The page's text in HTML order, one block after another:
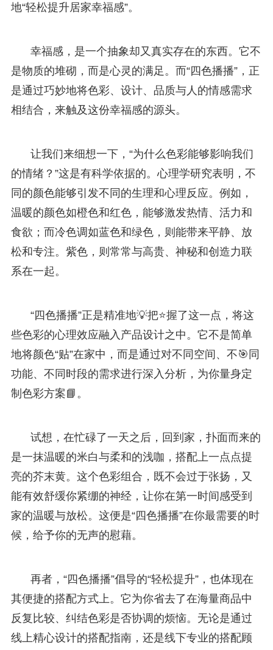
地“轻松提升居家幸福感”。
幸福感，是一个抽象却又真实存在的东西。它不
是物质的堆砌，而是心灵的满足。而“四色播播”，正
是通过巧妙地将色彩、设计、品质与人的情感需求
相结合，来触及这份幸福感的源头。
让我们来细想一下，“为什么色彩能够影响我们
的情绪？”这是有科学依据的。心理学研究表明，不
同的颜色能够引发不同的生理和心理反应。例如，
温暖的颜色如橙色和红色，能够激发热情、活力和
食欲；而冷色调如蓝色和绿色，则能带来平静、放
松和专注。紫色，则常常与高贵、神秘和创造力联
系在一起。
“四色播播”正是精准地💡把⭐握了这一点，将这
些色彩的心理效应融入产品设计之中。它不是简单
地将颜色“贴”在家中，而是通过对不同空间、不🎯同
功能、不同时段的需求进行深入分析，为你量身定
制色彩方案📘。
试想，在忙碌了一天之后，回到家，扑面而来的
是一抹温暖的米白与柔和的浅咖，搭配上一点点提
亮的芥末黄。这个色彩组合，既不会过于张扬，又
能有效舒缓你紧绷的神经，让你在第一时间感受到
家的温暖与放松。这便是“四色播播”在你最需要的时
候，给予你的无声的慰藉。
再者，“四色播播”倡导的“轻松提升”，也体现在
其便捷的搭配方式上。它为你省去了在海量商品中
反复比较、纠结色彩是否协调的烦恼。无论是通过
线上精心设计的搭配指南，还是线下专业的搭配顾